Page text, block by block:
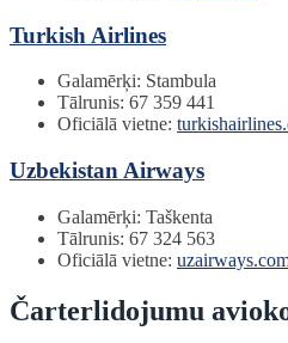
Turkish Airlines
Galamērķi: Stambula
Tālrunis: 67 359 441
Oficiālā vietne:
Uzbekistan Airways
Galamērķi: Taškenta
Tālrunis: 67 324 563
Oficiālā vietne:
Čarterlidojumu